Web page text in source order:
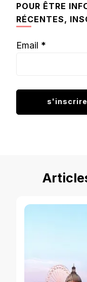
POUR ÊTRE
RÉCENTES,
Email *